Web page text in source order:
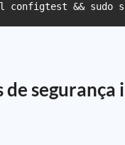
configtest && sudo
de segurança